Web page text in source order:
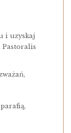
i uzyskaj
Pastoralis